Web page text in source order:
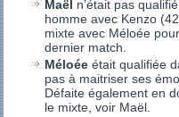
Maël n’était pas
homme avec Kenzo
mixte avec Méloée
dernier match.
Méloée était qualifiée
pas à maitriser ses
Défaite également en
le mixte, voir Maël.